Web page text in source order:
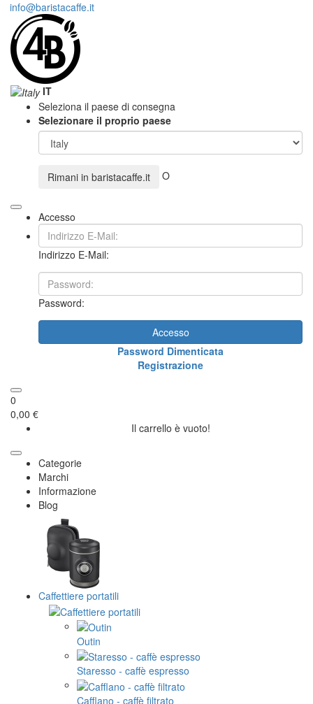
info@baristacaffe.it
IT
Seleziona il paese di consegna
Selezionare il proprio paese
Rimani in baristacaffe.it O
Accesso
Indirizzo E-Mail:
Password:
Accesso
Password Dimenticata
Registrazione
0
0,00 €
Il carrello è vuoto!
Categorie
Marchi
Informazione
Blog
Caffettiere portatili
Outin
Staresso - caffè espresso
Cafflano - caffè filtrato